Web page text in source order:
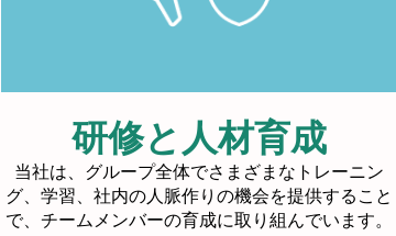
研修と人材育成
当社は、グループ全体でさまざまなトレーニン
グ、学習、社内の人脈作りの機会を提供すること
で、チームメンバーの育成に取り組んでいます。